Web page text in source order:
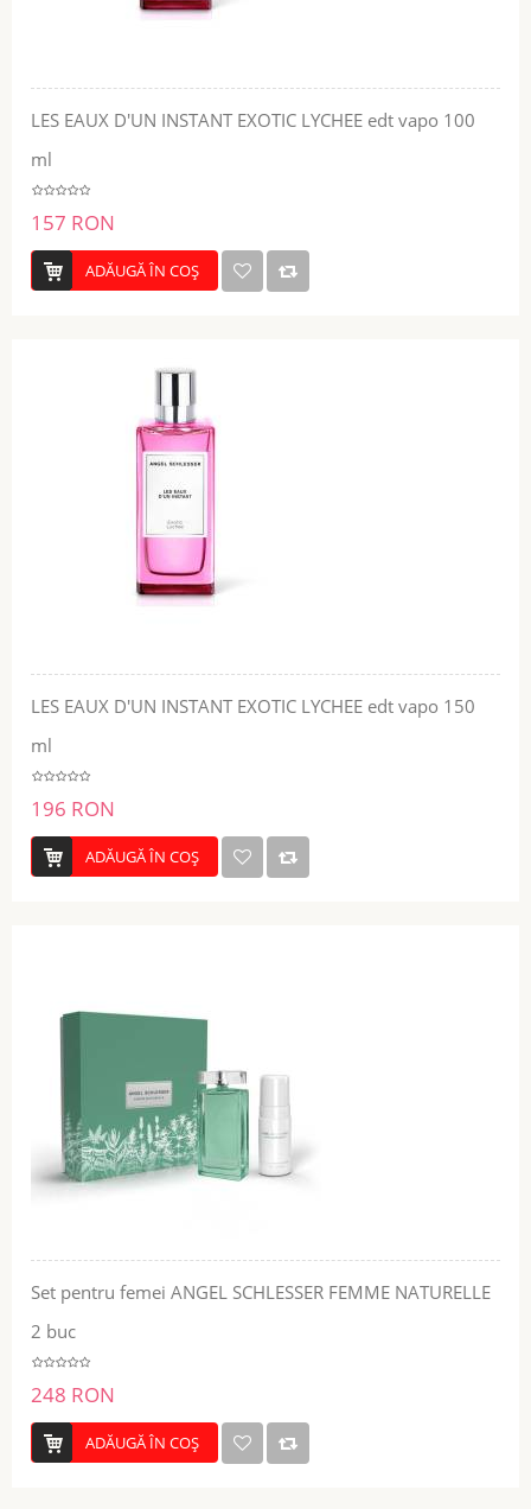
LES EAUX D'UN INSTANT EXOTIC LYCHEE edt vapo 100
ml
157 RON
ADĂUGĂ ÎN COŞ
LES EAUX D'UN INSTANT EXOTIC LYCHEE edt vapo 150
ml
196 RON
ADĂUGĂ ÎN COŞ
Set pentru femei ANGEL SCHLESSER FEMME NATURELLE
2 buc
248 RON
ADĂUGĂ ÎN COŞ